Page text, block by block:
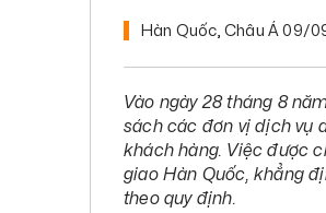
Hàn Quốc, Châu Á09/
Vào ngày 28 tháng 8
sách các đơn vị dịch vụ
khách hàng. Việc được
giao Hàn Quốc, khẳng
theo quy định.